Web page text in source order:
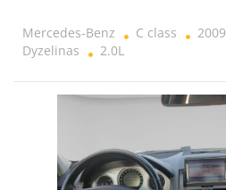
Mercedes-Benz C class 2009
Dyzelinas
2.0L